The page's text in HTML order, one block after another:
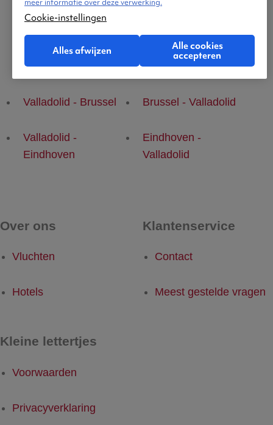
Populaire vluchten
Valladolid - Brussel Brussel - Valladolid
Valladolid -
Eindhoven
Eindhoven -
Valladolid
Over ons
Vluchten
Hotels
Klantenservice
Contact
Meest gestelde vragen
Kleine lettertjes
Voorwaarden
Privacyverklaring
Cookie-instellingen
Alles afwijzen
Alle cookies
accepteren